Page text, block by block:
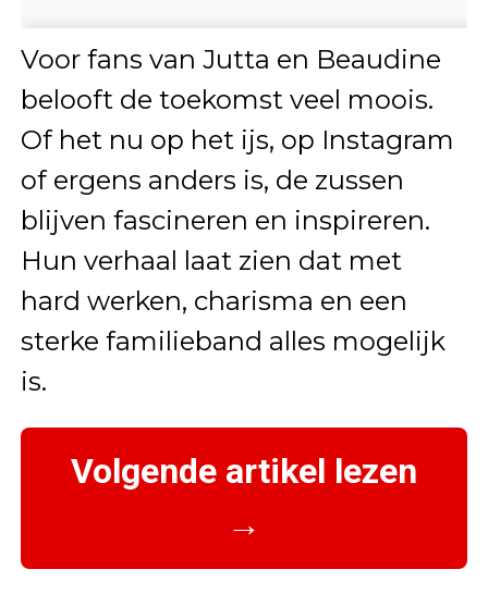
Voor fans van Jutta en Beaudine
belooft de toekomst veel moois.
Of het nu op het ijs, op Instagram
of ergens anders is, de zussen
blijven fascineren en inspireren.
Hun verhaal laat zien dat met
hard werken, charisma en een
sterke familieband alles mogelijk
is.
Volgende artikel lezen
→